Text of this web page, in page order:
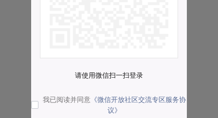
请使用微信扫一扫登录
我已阅读并同意 《微信开放社区交流专区服务协
议》